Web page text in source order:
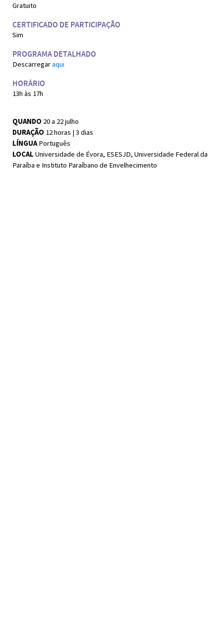
Gratuito
CERTIFICADO DE PARTICIPAÇÃO
Sim
PROGRAMA DETALHADO
Descarregaraqui
HORÁRIO
13h às 17h
QUANDO 20 a 22 julho
DURAÇÃO 12 horas | 3 dias
LÍNGUAPortuguês
LOCAL Universidade de Évora, ESESJD, Universidade Federal da
Paraíba e Instituto Paraíbano de Envelhecimento